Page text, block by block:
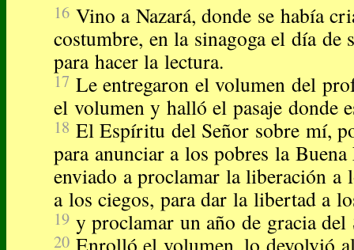
16 Vino a Nazará, donde se había
costumbre, en la sinagoga el día de
para hacer la lectura.
17 Le entregaron el volumen del
el volumen y halló el pasaje donde
18 El Espíritu del Señor sobre mí,
para anunciar a los pobres la Buena
enviado a proclamar la liberación a
a los ciegos, para dar la libertad a
19 y proclamar un año de gracia del
20 Enrolló el volumen, lo devolvió